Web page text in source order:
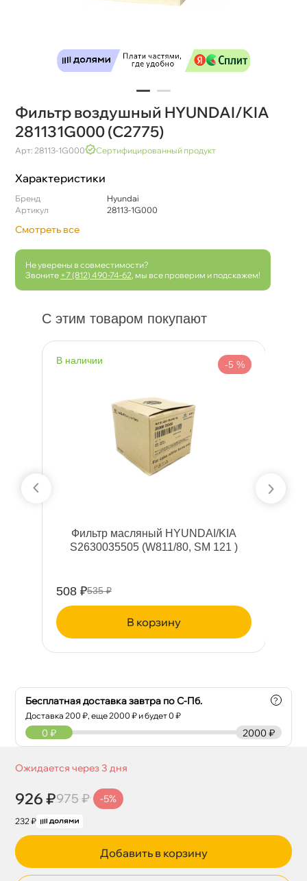
Фильтр воздушный HYUNDAI/KIA
281131G000 (C2775)
Арт: 28113-1G000 Сертифицированный продукт
Характеристики
Бренд
Hyundai
Артикул
28113-1G000
Смотреть все
Не уверены в совместимости?
Звоните +7 (812) 490-74-62 , мы все проверим и подскажем!
С этим товаром покупают
наличии -5 %
Фильтр масляный HYUNDAI/KIA
S2630035505 (W811/80, SM 121 )
508 ₽535 ₽
корзину
Бесплатная доставка завтра по С-Пб.
Доставка200 ₽, еще2000 ₽ и будет 0 ₽
?
2000 ₽
0 ₽
Ожидается через 3 дня
926 ₽975 ₽ -5%
232 ₽
Добавить в корзину